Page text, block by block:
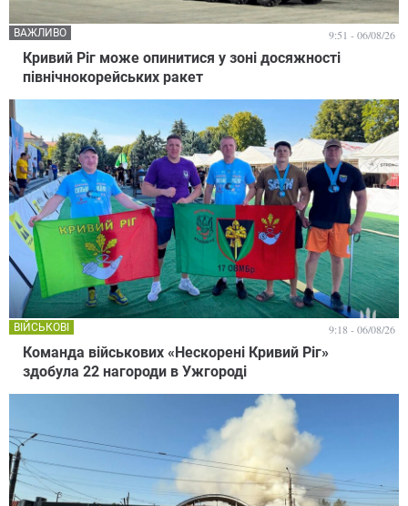
Кривий Ріг може опинитися у зоні досяжності
північнокорейських ракет
ВАЖЛИВО 9:51 - 06/08/26
Команда військових «Нескорені Кривий Ріг»
здобула 22 нагороди в Ужгороді
ВІЙСЬКОВІ 9:18 - 06/08/26